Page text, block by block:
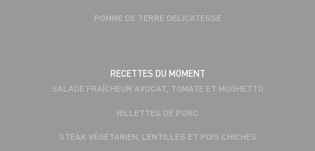
POMME DE TERRE DELICATESSE
RECETTES DU MOMENT
SALADE FRAÎCHEUR AVOCAT, TOMATE ET MUGHETTO
RILLETTES DE PORC
STEAK VÉGÉTARIEN, LENTILLES ET POIS CHICHES